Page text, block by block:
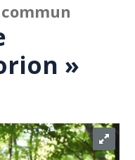
»